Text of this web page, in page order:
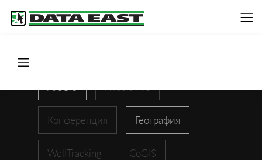
Конференция География
WellTracking CoGIS